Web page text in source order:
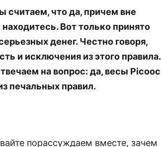
что да, причем вне
Вот только принято
денег. Честно говоря,
и исключения из этого правила.
на вопрос: да, весы Picooc
печальных правил.
порассуждаем вместе, зачем